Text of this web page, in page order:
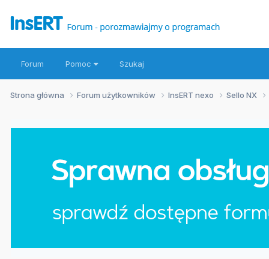
Forum Pomoc Szukaj
Strona główna Forum użytkowników InsERT nexo Sello NX